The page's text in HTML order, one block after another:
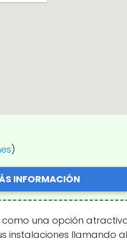
)
INFORMACIÓN
como una opción
llamando al